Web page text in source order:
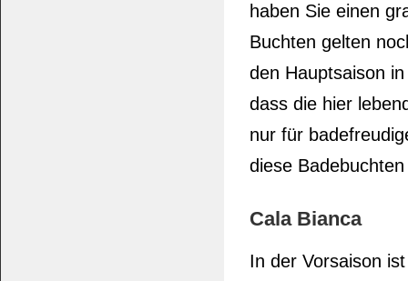
haben Sie einen
Buchten gelten
den Hauptsaison
dass die hier
nur für
diese
Cala Bianca
In der Vorsaison